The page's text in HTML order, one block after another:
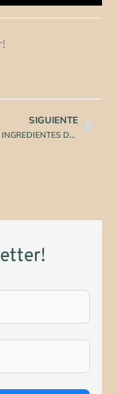
SIGUIENTE
QUAIS SÃO OS INGREDIENTES DO RAPÉ?